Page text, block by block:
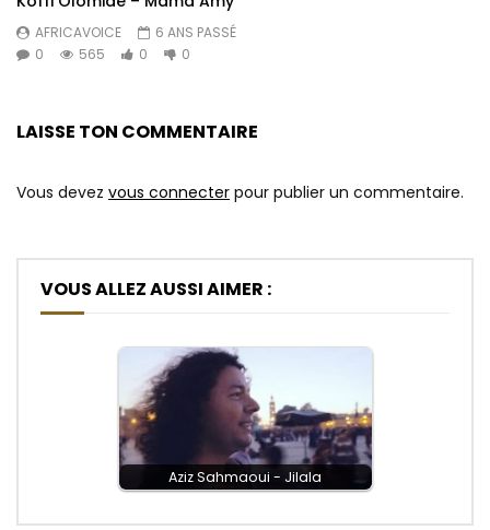
AFRICAVOICE
6 ANS PASSÉ
0
565 0 0
LAISSE TON COMMENTAIRE
Vous devez vous connecter pour publier un commentaire.
VOUS ALLEZ AUSSI AIMER :
Aziz Sahmaoui - Jilala